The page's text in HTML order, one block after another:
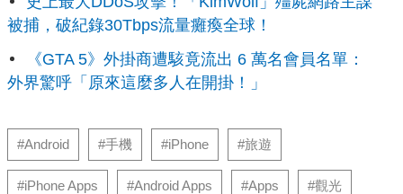
被捕，破紀錄30Tbps流量癱瘓全球！
《GTA 5》外掛商遭駭竟流出 6 萬名會員名單：
外界驚呼「原來這麼多人在開掛！」
#Android #手機 #iPhone #旅遊
#iPhone Apps #Android Apps #Apps #觀光